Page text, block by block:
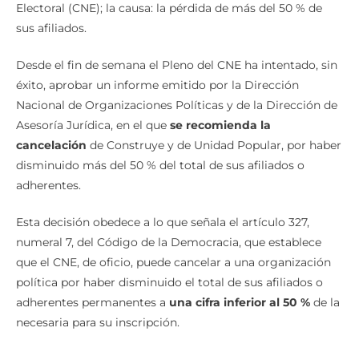
Electoral (CNE); la causa: la pérdida de más del 50 % de
sus afiliados.
Desde el fin de semana el Pleno del CNE ha intentado, sin
éxito, aprobar un informe emitido por la Dirección
Nacional de Organizaciones Políticas y de la Dirección de
Asesoría Jurídica, en el que se recomienda la
cancelación de Construye y de Unidad Popular, por haber
disminuido más del 50 % del total de sus afiliados o
adherentes.
Esta decisión obedece a lo que señala el artículo 327,
numeral 7, del Código de la Democracia, que establece
que el CNE, de oficio, puede cancelar a una organización
política por haber disminuido el total de sus afiliados o
adherentes permanentes a una cifra inferior al 50 % de la
necesaria para su inscripción.